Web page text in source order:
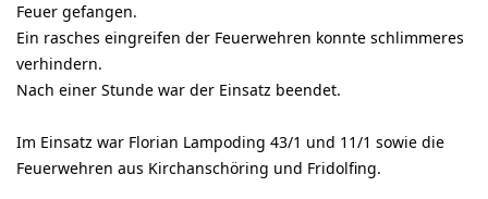
Feuer gefangen.
Ein rasches eingreifen der Feuerwehren konnte schlimmeres
verhindern.
Nach einer Stunde war der Einsatz beendet.
Im Einsatz war Florian Lampoding 43/1 und 11/1 sowie die
Feuerwehren aus Kirchanschöring und Fridolfing.